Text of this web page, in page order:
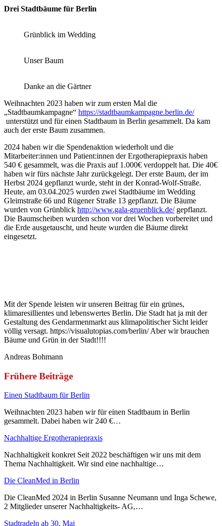
Drei Stadtbäume für Berlin
Grünblick im Wedding
Unser Baum
Danke an die Gärtner
Weihnachten 2023 haben wir zum ersten Mal die
„Stadtbaumkampagne“ https://stadtbaumkampagne.berlin.de/
unterstützt und für einen Stadtbaum in Berlin gesammelt. Da kam
auch der erste Baum zusammen.
2024 haben wir die Spendenaktion wiederholt und die
Mitarbeiter:innen und Patient:innen der Ergotherapiepraxis haben
540 € gesammelt, was die Praxis auf 1.000€ verdoppelt hat. Die 40€
haben wir fürs nächste Jahr zurückgelegt. Der erste Baum, der im
Herbst 2024 gepflanzt wurde, steht in der Konrad-Wolf-Straße.
Heute, am 03.04.2025 wurden zwei Stadtbäume im Wedding
Gleimstraße 66 und Rügener Straße 13 gepflanzt. Die Bäume
wurden von Grünblick http://www.gala-gruenblick.de/gepflanzt.
Die Baumscheiben wurden schon vor drei Wochen vorbereitet und
die Erde ausgetauscht, und heute wurden die Bäume direkt
eingesetzt.
Mit der Spende leisten wir unseren Beitrag für ein grünes,
klimaresillientes und lebenswertes Berlin. Die Stadt hat ja mit der
Gestaltung des Gendarmenmarkt aus klimapolitischer Sicht leider
völlig versagt. https://visualutopias.com/berlin/ Aber wir brauchen
Bäume und Grün in der Stadt!!!!
Andreas Bohmann
Frühere Beiträge
Einen Stadtbaum für Berlin
Weihnachten 2023 haben wir für einen Stadtbaum in Berlin
gesammelt. Dabei haben wir 240 €…
Nachhaltige Ergotherapiepraxis
Nachhaltigkeit konkret Seit 2022 beschäftigen wir uns mit dem
Thema Nachhaltigkeit. Wir sind eine nachhaltige…
Die CleanMed in Berlin
Die CleanMed 2024 in Berlin Susanne Neumann und Inga Schewe,
2 Mitglieder unserer Nachhaltigkeits- AG,…
Stadtradeln ab 30. Mai